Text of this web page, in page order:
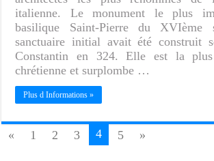
italienne. Le monument le plus
basilique Saint-Pierre du
sanctuaire initial avait été construit
Constantin en 324. Elle est la
chrétienne et surplombe …
Plus d Informations »
« 1 2 3 4 5 »